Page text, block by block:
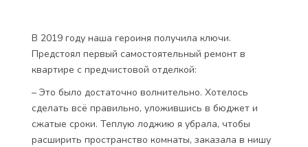
В 2019 году наша героиня получила ключи.
Предстоял первый самостоятельный ремонт в
квартире с предчистовой отделкой:
– Это было достаточно волнительно. Хотелось
сделать всё правильно, уложившись в бюджет и
сжатые сроки. Теплую лоджию я убрала, чтобы
расширить пространство комнаты, заказала в нишу